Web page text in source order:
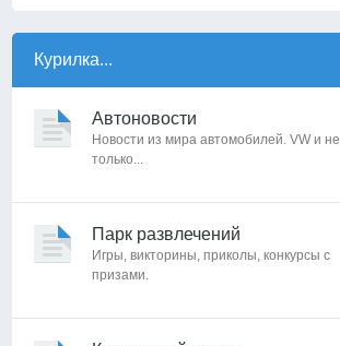
Курилка...
Автоновости
Новости из мира автомобилей. VW и не
только...
Парк развлечений
Игры, викторины, приколы, конкурсы с
призами.